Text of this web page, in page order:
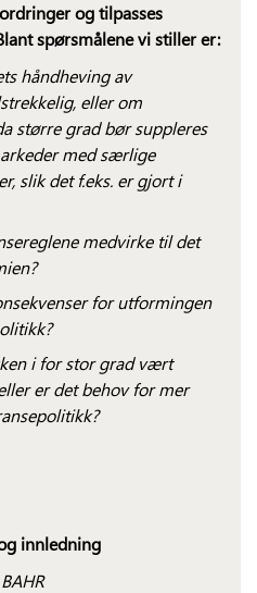
og tilpasses
spørsmålene vi stiller er:
håndheving av
eller om
større grad bør suppleres
med særlige
slik det f.eks. er gjort i
medvirke til det
for utformingen
i for stor grad vært
er det behov for mer
innledning